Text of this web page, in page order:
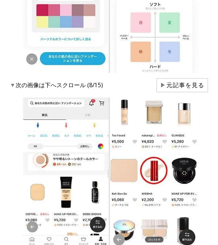
▼次の画像は下へスクロール (8/15) ▶元記事を見る